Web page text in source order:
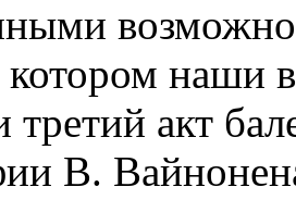
котором наши
третий акт
В.